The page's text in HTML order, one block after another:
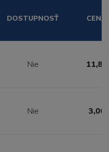
DOSTUPNOSŤ CENA
Nie
Nie 3,00